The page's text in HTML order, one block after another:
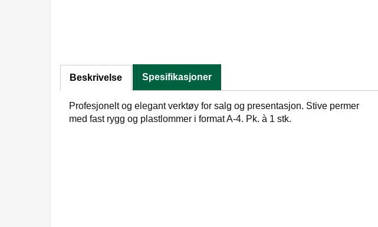
Beskrivelse Spesifikasjoner
Profesjonelt og elegant verktøy for salg og presentasjon. Stive permer
med fast rygg og plastlommer i format A-4. Pk. à 1 stk.